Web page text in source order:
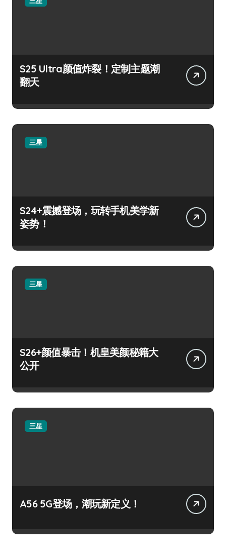
S25 Ultra颜值炸裂！定制主题潮
翻天
三星
S24+震撼登场，玩转手机美学新
姿势！
三星
S26+颜值暴击！机皇美颜秘籍大
公开
三星
A56 5G登场，潮玩新定义！